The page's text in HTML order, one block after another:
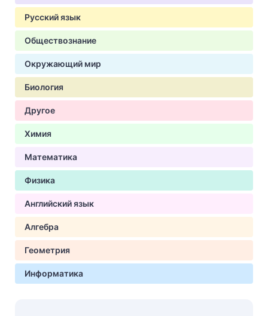
Русский язык
Обществознание
Окружающий мир
Биология
Другое
Химия
Математика
Физика
Английский язык
Алгебра
Геометрия
Информатика